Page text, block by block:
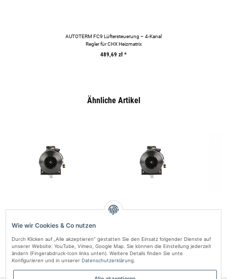
AUTOTERM FC9 Lüftersteuerung – 4-Kanal
Regler für CHX Heizmatrix
489,69 zł *
Ähnliche Artikel
Wie wir Cookies & Co nutzen
Durch Klicken auf „Alle akzeptieren“ gestatten Sie den Einsatz folgender Dienste auf
unserer Website: YouTube, Vimeo, Google Map. Sie können die Einstellung jederzeit
ändern (Fingerabdruck-Icon links unten). Weitere Details finden Sie unte
Konfigurieren und in unserer Datenschutzerklärung